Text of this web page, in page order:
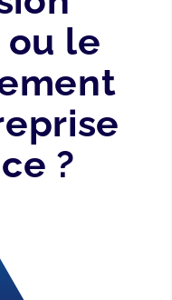
le
?